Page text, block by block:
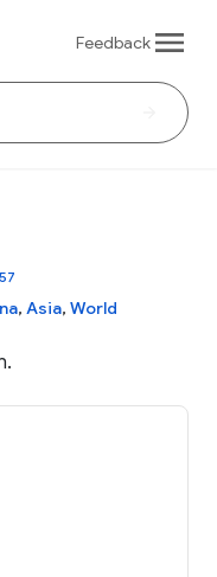
Feedback
, Asia, World